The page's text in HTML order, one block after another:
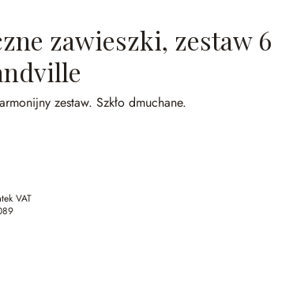
zawieszki, zestaw 6
zestaw.Szkło dmuchane.
VAT